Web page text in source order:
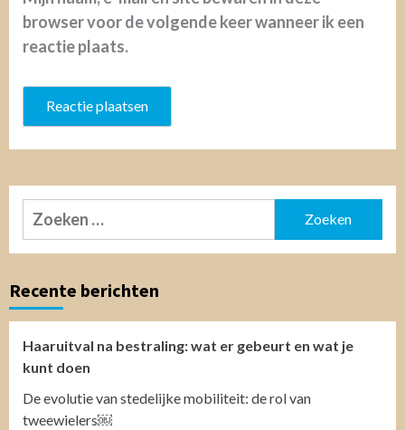
browser voor de volgende keer wanneer ik een
reactie plaats.
Zoeken
naar:
Recente berichten
Haaruitval na bestraling: wat er gebeurt en wat je
kunt doen
De evolutie van stedelijke mobiliteit: de rol van
tweewielers￼